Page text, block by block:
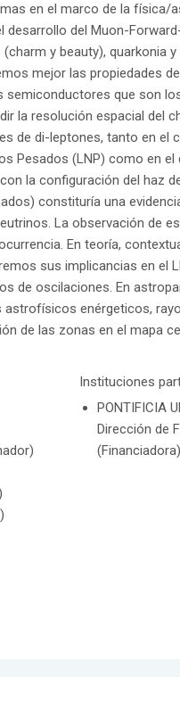
en el marco de la
desarrollo del Muon-
y beauty), quarkonia
mejor las propiedades
que son
la resolución espacial del
de di-leptones, tanto en el
Pesados (LNP) como en
la configuración del haz
constituría una
La observación de
En teoría,
sus implicancias en el
de oscilaciones. En
enérgeticos,
de las zonas en el mapa
Instituciones
PONTIFICIA
Dirección de
(Financiadora)